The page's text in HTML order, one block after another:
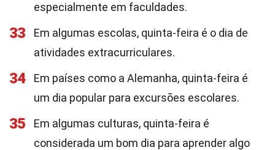
especialmente em faculdades.
33
Em algumas escolas, quinta-feira é o dia de
atividades extracurriculares.
34
Em países como a Alemanha, quinta-feira é
um dia popular para excursões escolares.
35
Em algumas culturas, quinta-feira é
considerada um bom dia para aprender algo